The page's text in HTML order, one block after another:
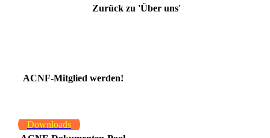
Zurück zu 'Über uns'
ACNF-Mitglied werden!
Downloads